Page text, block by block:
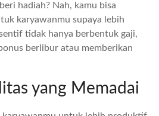
hadiah? Nah, kamu bisa
karyawanmu supaya lebih
tidak hanya berbentuk gaji,
berlibur atau memberikan
yang Memadai